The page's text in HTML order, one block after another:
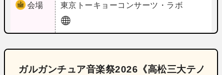
会場 東京 トーキョーコンサーツ・ラボ
ガルガンチュア音楽祭2026《高松三大テノ